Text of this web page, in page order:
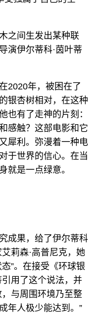
之间生发出某种联
演伊尔蒂科·茵叶蒂
2020年，被困在了
银杏树相对，在这种
也有了走神的片刻：
感触？这部电影和它
犀利。弥漫着一种电
于世界的信心。在当
就是一点绿意。
成果，给了伊尔蒂科
莉森·高普尼克，她
”。在接受《环球银
用了这个说法，并
与周围环境乃至整
年人极少能达到。”